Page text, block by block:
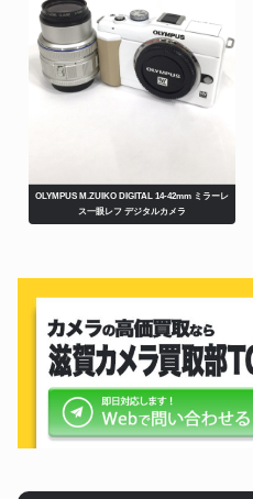
OLYMPUS M.ZUIKO DIGITAL 14-42mm ミラーレ
ス一眼レフ デジタルカメラ